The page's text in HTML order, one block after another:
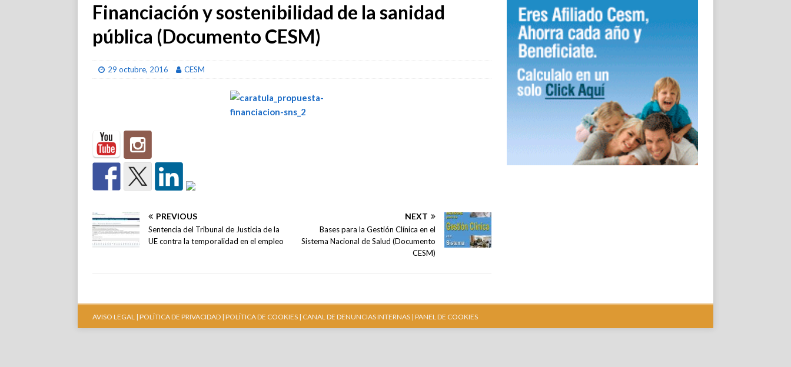
Financiación y sostenibilidad de la sanidad
pública (Documento CESM)
29 octubre, 2016 CESM
PREVIOUS
Sentencia del Tribunal de Justicia de la
UE contra la temporalidad en el empleo
NEXT
Bases para la Gestión Clínica en el
Sistema Nacional de Salud (Documento
CESM)
AVISO LEGAL | POLÍTICA DE PRIVACIDAD | POLÍTICA DE COOKIES | CANAL DE DENUNCIAS INTERNAS | PANEL DE COOKIES